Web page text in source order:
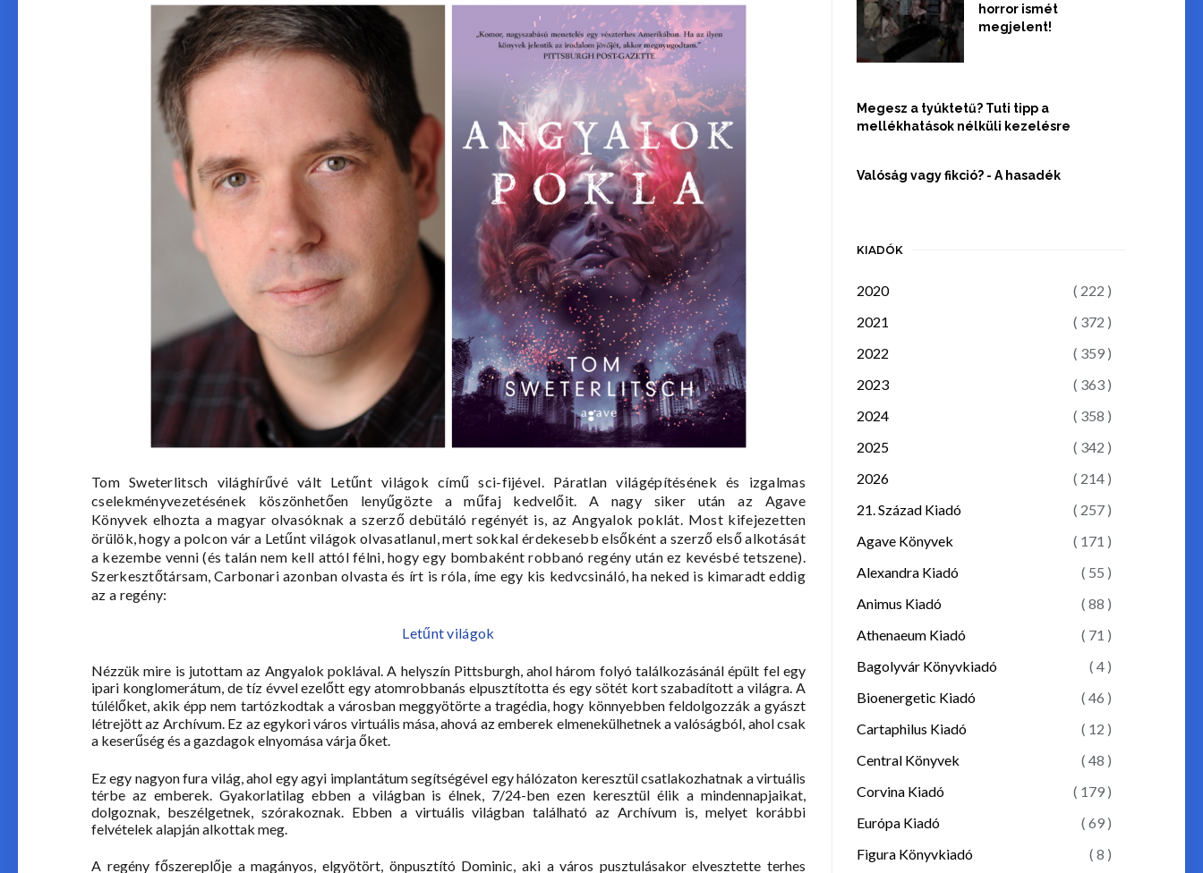
Tom Sweterlitsch világhírűvé vált Letűnt világok című sci-fijével. Páratlan világépítésének és izgalmas
cselekményvezetésének köszönhetően lenyűgözte a műfaj kedvelőit. A nagy siker után az Agave
Könyvek elhozta a magyar olvasóknak a szerző debütáló regényét is, az Angyalok poklát. Most kifejezetten
örülök, hogy a polcon vár a Letűnt világok olvasatlanul, mert sokkal érdekesebb elsőként a szerző első alkotását
a kezembe venni (és talán nem kell attól félni, hogy egy bombaként robbanó regény után ez kevésbé tetszene).
Szerkesztőtársam, Carbonari azonban olvasta és írt is róla, íme egy kis kedvcsináló, ha neked is kimaradt eddig
az a regény:
Letűnt világok
Nézzük mire is jutottam az Angyalok poklával. A helyszín Pittsburgh, ahol három folyó találkozásánál épült fel egy
ipari konglomerátum, de tíz évvel ezelőtt egy atomrobbanás elpusztította és egy sötét kort szabadított a világra. A
túlélőket, akik épp nem tartózkodtak a városban meggyötörte a tragédia, hogy könnyebben feldolgozzák a gyászt
létrejött az Archívum. Ez az egykori város virtuális mása, ahová az emberek elmenekülhetnek a valóságból, ahol csak
a keserűség és a gazdagok elnyomása várja őket.
Ez egy nagyon fura világ, ahol egy agyi implantátum segítségével egy hálózaton keresztül csatlakozhatnak a virtuális
térbe az emberek. Gyakorlatilag ebben a világban is élnek, 7/24-ben ezen keresztül élik a mindennapjaikat,
dolgoznak, beszélgetnek, szórakoznak. Ebben a virtuális világban található az Archívum is, melyet korábbi
felvételek alapján alkottak meg.
A regény főszereplője a magányos, elgyötört, önpusztító Dominic, aki a város pusztulásakor elvesztette terhes
horror ismét
megjelent!
Megesz a tyúktetű? Tuti tipp a
mellékhatások nélküli kezelésre
Valóság vagy fikció? - A hasadék
KIADÓK
2020
( 222 )
2021
( 372 )
2022
( 359 )
2023
( 363 )
2024
( 358 )
2025
( 342 )
2026
( 214 )
21. Század Kiadó
( 257 )
Agave Könyvek
( 171 )
Alexandra Kiadó
( 55 )
Animus Kiadó
( 88 )
Athenaeum Kiadó
( 71 )
Bagolyvár Könyvkiadó
( 4 )
Bioenergetic Kiadó
( 46 )
Cartaphilus Kiadó
( 12 )
Central Könyvek
( 48 )
Corvina Kiadó
( 179 )
Európa Kiadó
( 69 )
Figura Könyvkiadó
( 8 )